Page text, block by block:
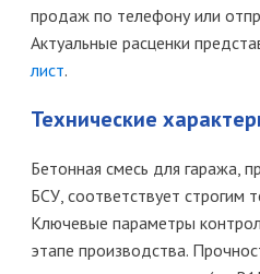
продаж по телефону или
Актуальные расценки
лист.
Технические
Бетонная смесь для гаража,
БСУ, соответствует строгим
Ключевые параметры
этапе производства.